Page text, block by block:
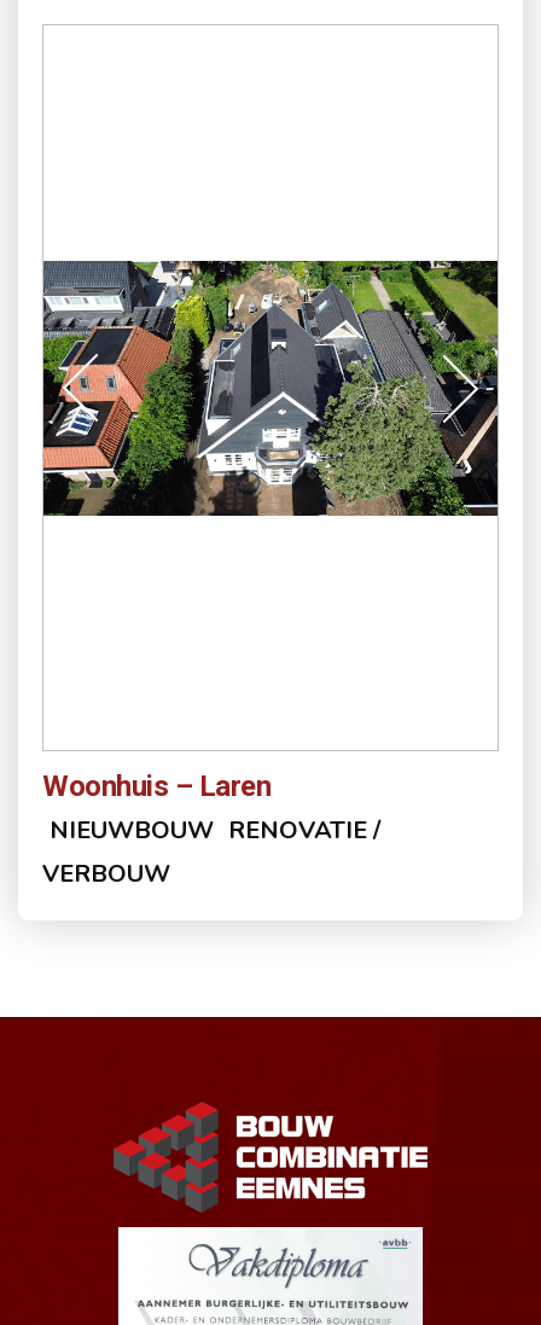
Woonhuis – Laren
NIEUWBOUW RENOVATIE /
VERBOUW